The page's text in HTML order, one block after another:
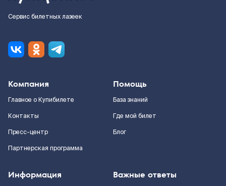
Сервис билетных лазеек
Компания
Главное о Купибилете
Контакты
Пресс-центр
Партнерская программа
Помощь
База знаний
Где мой билет
Блог
Информация Важные ответы